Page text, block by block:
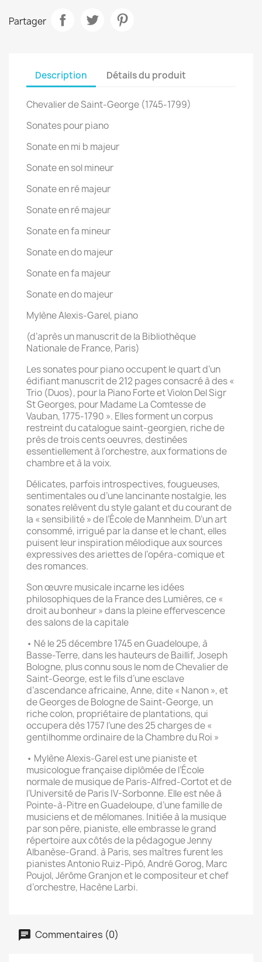
Partager
Description Détails du produit
Chevalier de Saint-George (1745-1799)
Sonates pour piano
Sonate en mi b majeur
Sonate en sol mineur
Sonate en ré majeur
Sonate en ré majeur
Sonate en fa mineur
Sonate en do majeur
Sonate en fa majeur
Sonate en do majeur
Mylène Alexis-Garel, piano
(d’après un manuscrit de la Bibliothèque
Nationale de France, Paris)
Les sonates pour piano occupent le quart d’un
édifiant manuscrit de 212 pages consacré à des «
Trio (Duos), pour la Piano Forte et Violon Del Sigr
St Georges, pour Madame La Comtesse de
Vauban, 1775-1790 ». Elles forment un corpus
restreint du catalogue saint-georgien, riche de
près de trois cents oeuvres, destinées
essentiellement à l’orchestre, aux formations de
chambre et à la voix.
Délicates, parfois introspectives, fougueuses,
sentimentales ou d’une lancinante nostalgie, les
sonates relèvent du style galant et du courant de
la « sensibilité » de l’École de Mannheim. D’un art
consommé, irrigué par la danse et le chant, elles
puisent leur inspiration mélodique aux sources
expressives des ariettes de l’opéra-comique et
des romances.
Son œuvre musicale incarne les idées
philosophiques de la France des Lumières, ce «
droit au bonheur » dans la pleine effervescence
des salons de la capitale
• Né le 25 décembre 1745 en Guadeloupe, à
Basse-Terre, dans les hauteurs de Baillif, Joseph
Bologne, plus connu sous le nom de Chevalier de
Saint-George, est le fils d’une esclave
d’ascendance africaine, Anne, dite « Nanon », et
de Georges de Bologne de Saint-George, un
riche colon, propriétaire de plantations, qui
occupera dès 1757 l’une des 25 charges de «
gentilhomme ordinaire de la Chambre du Roi »
• Mylène Alexis-Garel est une pianiste et
musicologue française diplômée de l’École
normale de musique de Paris-Alfred-Cortot et de
l’Université de Paris IV-Sorbonne. Elle est née à
Pointe-à-Pitre en Guadeloupe, d’une famille de
musiciens et de mélomanes. Initiée à la musique
par son père, pianiste, elle embrasse le grand
répertoire aux côtés de la pédagogue Jenny
Albanèse-Grand. à Paris, ses maîtres furent les
pianistes Antonio Ruiz-Pipó, André Gorog, Marc
Poujol, Jérôme Granjon et le compositeur et chef
d’orchestre, Hacène Larbi.
Commentaires (0)